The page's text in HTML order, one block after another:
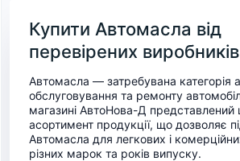
Купити Автомасла від
перевірених виробників
Автомасла — затребувана категорія
обслуговування та ремонту
магазині АвтоНова-Д представлений
асортимент продукції, що дозволяє
Автомасла для легкових і
різних марок та років випуску.